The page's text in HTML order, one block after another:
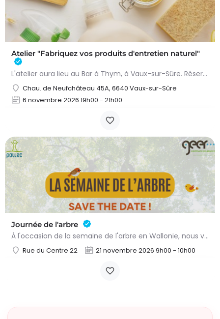
Atelier "Fabriquez vos produits d'entretien naturel"
L'atelier aura lieu au Bar à Thym, à Vaux-sur-Sûre. Réservation :
Chau. de Neufchâteau 45A, 6640 Vaux-sur-Sûre
6 novembre 2026 19h00 - 21h00
Journée de l'arbre
À l'occasion de la semaine de l'arbre en Wallonie, nous vous proposons l'annuelle distribution gratuite des…
Rue du Centre 22 21 novembre 2026 9h00 - 10h00